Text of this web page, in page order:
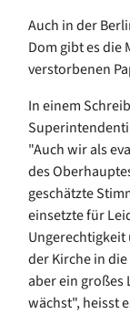
Auch in der
Dom gibt es die
verstorbenen
In einem
"Auch wir als
des
geschätzte
einsetzte für
Ungerechtigkeit
der Kirche in
aber ein großes
wächst", heisst